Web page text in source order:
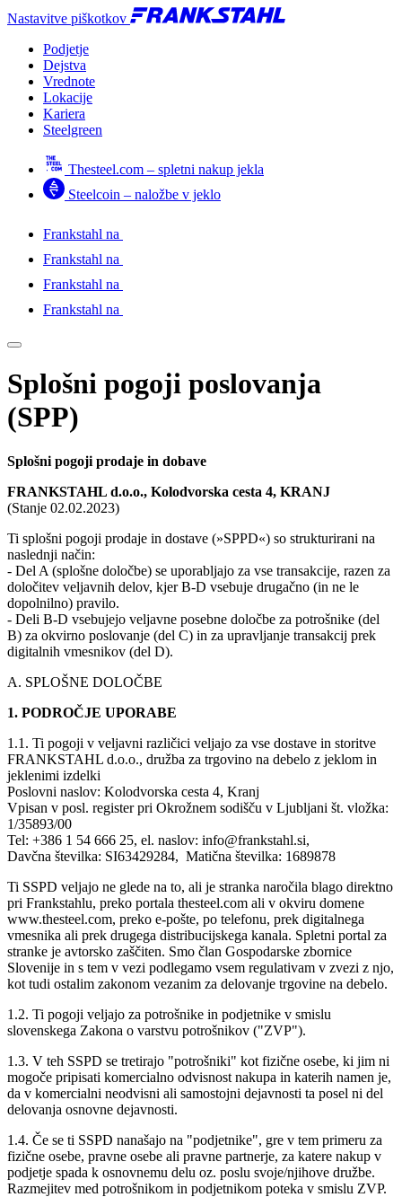
Nastavitve piškotkov
Podjetje
Dejstva
Vrednote
Lokacije
Kariera
Steelgreen
Thesteel.com – spletni nakup jekla
Steelcoin – naložbe v jeklo
Frankstahl na
Frankstahl na
Frankstahl na
Frankstahl na
Splošni pogoji poslovanja
(SPP)
Splošni pogoji prodaje in dobave
FRANKSTAHL d.o.o., Kolodvorska cesta 4, KRANJ
(Stanje 02.02.2023)
Ti splošni pogoji prodaje in dostave (»SPPD«) so strukturirani na
naslednji način:
- Del A (splošne določbe) se uporabljajo za vse transakcije, razen za
določitev veljavnih delov, kjer B-D vsebuje drugačno (in ne le
dopolnilno) pravilo.
- Deli B-D vsebujejo veljavne posebne določbe za potrošnike (del
B) za okvirno poslovanje (del C) in za upravljanje transakcij prek
digitalnih vmesnikov (del D).
A. SPLOŠNE DOLOČBE
1. PODROČJE UPORABE
1.1. Ti pogoji v veljavni različici veljajo za vse dostave in storitve
FRANKSTAHL d.o.o., družba za trgovino na debelo z jeklom in
jeklenimi izdelki
Poslovni naslov: Kolodvorska cesta 4, Kranj
Vpisan v posl. register pri Okrožnem sodišču v Ljubljani št. vložka:
1/35893/00
Tel: +386 1 54 666 25, el. naslov: info@frankstahl.si,
Davčna številka: SI63429284, Matična številka: 1689878
Ti SSPD veljajo ne glede na to, ali je stranka naročila blago direktno
pri Frankstahlu, preko portala thesteel.com ali v okviru domene
www.thesteel.com, preko e-pošte, po telefonu, prek digitalnega
vmesnika ali prek drugega distribucijskega kanala. Spletni portal za
stranke je avtorsko zaščiten. Smo član Gospodarske zbornice
Slovenije in s tem v vezi podlegamo vsem regulativam v zvezi z njo,
kot tudi ostalim zakonom vezanim za delovanje trgovine na debelo.
1.2. Ti pogoji veljajo za potrošnike in podjetnike v smislu
slovenskega Zakona o varstvu potrošnikov ("ZVP").
1.3. V teh SSPD se tretirajo "potrošniki" kot fizične osebe, ki jim ni
mogoče pripisati komercialno odvisnost nakupa in katerih namen je,
da v komercialni neodvisni ali samostojni dejavnosti ta posel ni del
delovanja osnovne dejavnosti.
1.4. Če se ti SSPD nanašajo na "podjetnike", gre v tem primeru za
fizične osebe, pravne osebe ali pravne partnerje, za katere nakup v
podjetje spada k osnovnemu delu oz. poslu svoje/njihove družbe.
Razmejitev med potrošnikom in podjetnikom poteka v smislu ZVP.